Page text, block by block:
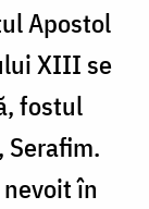
Apostol
XIII se
fostul
în